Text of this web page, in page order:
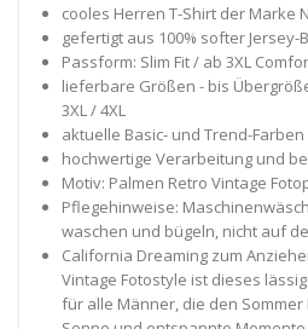
cooles Herren T-Shirt der Marke
gefertigt aus 100% softer Jersey-
Passform: Slim Fit / ab 3XL
lieferbare Größen - bis
3XL / 4XL
aktuelle Basic- und Trend-Farben
hochwertige Verarbeitung und
Motiv: Palmen Retro Vintage
Pflegehinweise:
waschen und bügeln, nicht auf
California Dreaming zum
Vintage Fotostyle ist dieses
für alle Männer, die den